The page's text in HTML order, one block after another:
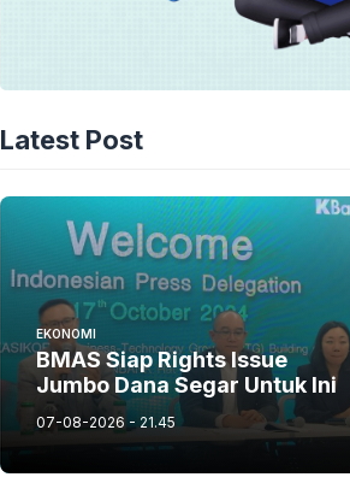
Latest Post
EKONOMI
BMAS Siap Rights Issue
Jumbo Dana Segar Untuk Ini
07-08-2026 - 21.45